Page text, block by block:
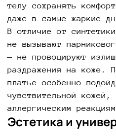
телу сохранять
даже в самые жаркие
В отличие от
не вызывают
— не провоцируют
раздражения на коже.
платье особенно
чувствительной кожей,
аллергическим
Эстетика и